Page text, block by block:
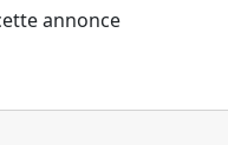
annonce